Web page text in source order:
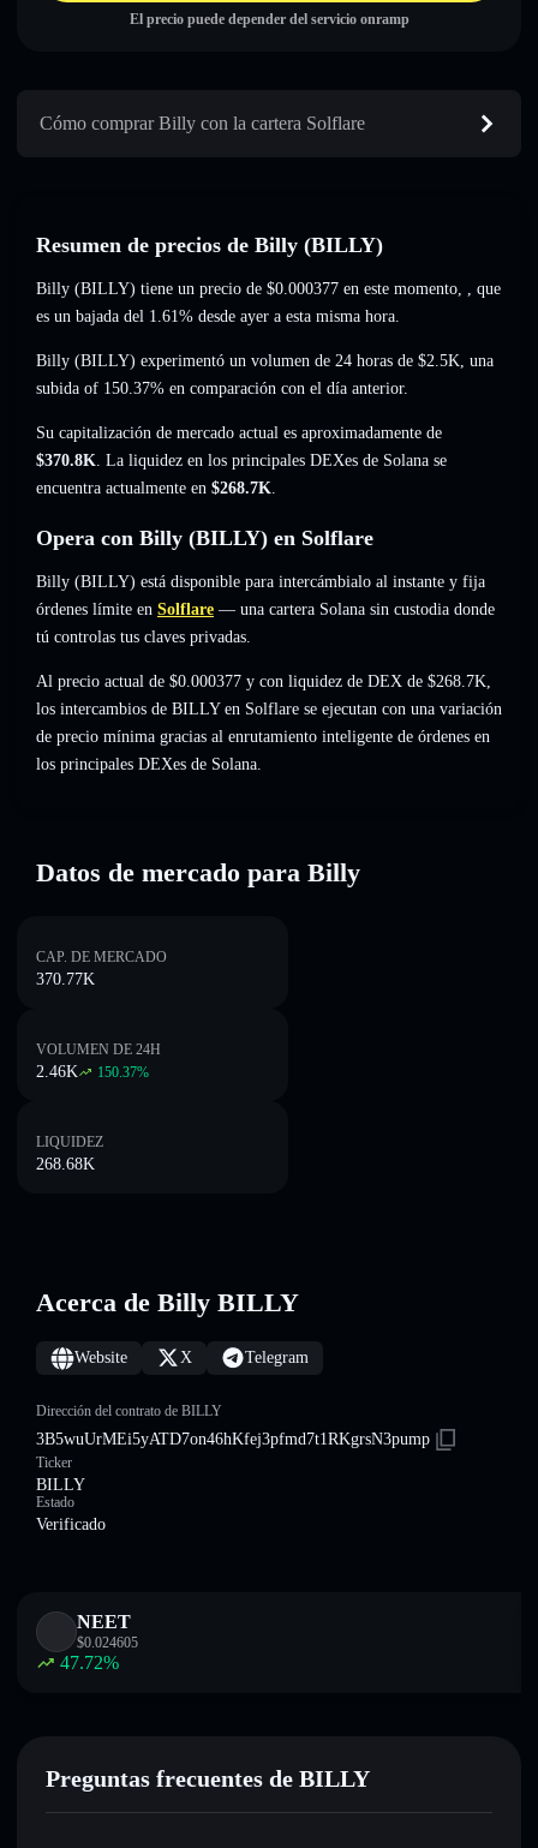
El precio puede depender del servicio onramp
Cómo comprar Billy con la cartera Solflare
Resumen de precios de Billy (BILLY)
Billy (BILLY) tiene un precio de $0.000377 en este momento, , que
es un bajada del 1.61% desde ayer a esta misma hora.
Billy (BILLY) experimentó un volumen de 24 horas de $2.5K, una
subida of 150.37% en comparación con el día anterior.
Su capitalización de mercado actual es aproximadamente de
$370.8K. La liquidez en los principales DEXes de Solana se
encuentra actualmente en $268.7K.
Opera con Billy (BILLY) en Solflare
Billy (BILLY) está disponible para intercámbialo al instante y fija
órdenes límite en Solflare — una cartera Solana sin custodia donde
tú controlas tus claves privadas.
Al precio actual de $0.000377 y con liquidez de DEX de $268.7K,
los intercambios de BILLY en Solflare se ejecutan con una variación
de precio mínima gracias al enrutamiento inteligente de órdenes en
los principales DEXes de Solana.
Datos de mercado para Billy
CAP. DE MERCADO
370.77K
VOLUMEN DE 24H
2.46K 150.37%
LIQUIDEZ
268.68K
Acerca de Billy BILLY
Website X Telegram
Dirección del contrato de BILLY
3B5wuUrMEi5yATD7on46hKfej3pfmd7t1RKgrsN3pump
Ticker
BILLY
Estado
Verificado
NEET
$0.024605
47.72%
Preguntas frecuentes de BILLY